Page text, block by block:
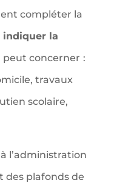
compléter la
indiquer la
peut concerner :
travaux
scolaire,
l’administration
des plafonds de